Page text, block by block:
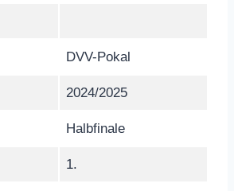
DVV-Pokal
2024/2025
Halbfinale
1.